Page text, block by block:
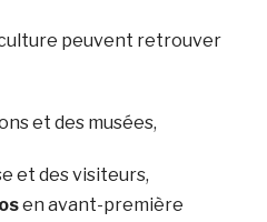
peuvent retrouver
et des musées,
et des visiteurs,
en avant-première